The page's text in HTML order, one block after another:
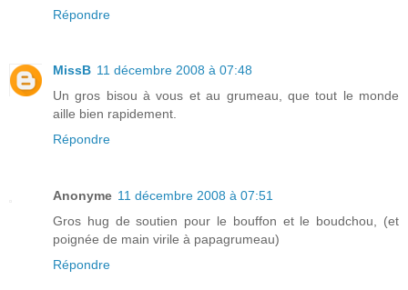
Répondre
MissB 11 décembre 2008 à 07:48
Un gros bisou à vous et au grumeau, que tout le monde
aille bien rapidement.
Répondre
Anonyme 11 décembre 2008 à 07:51
Gros hug de soutien pour le bouffon et le boudchou, (et
poignée de main virile à papagrumeau)
Répondre